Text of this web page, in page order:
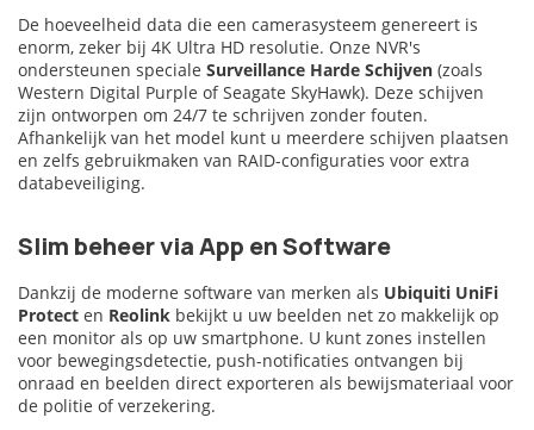
De hoeveelheid data die een camerasysteem genereert is
enorm, zeker bij 4K Ultra HD resolutie. Onze NVR's
ondersteunen speciale Surveillance Harde Schijven (zoals
Western Digital Purple of Seagate SkyHawk). Deze schijven
zijn ontworpen om 24/7 te schrijven zonder fouten.
Afhankelijk van het model kunt u meerdere schijven plaatsen
en zelfs gebruikmaken van RAID-configuraties voor extra
databeveiliging.
Slim beheer via App en Software
Dankzij de moderne software van merken als Ubiquiti UniFi
Protect en Reolink bekijkt u uw beelden net zo makkelijk op
een monitor als op uw smartphone. U kunt zones instellen
voor bewegingsdetectie, push-notificaties ontvangen bij
onraad en beelden direct exporteren als bewijsmateriaal voor
de politie of verzekering.